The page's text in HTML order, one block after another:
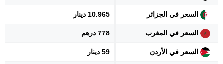
السعر في الجزائر 10.965 دينار
السعر في المغرب 778 درهم
السعر في الأردن 59 دينار